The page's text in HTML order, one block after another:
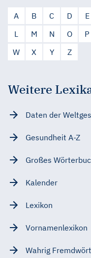
A B C D E
L
M N O P
W
X Y Z
Weitere
Daten der
Gesundheit A-Z
Großes
Kalender
Lexikon
Vornamenlexikon
Wahrig